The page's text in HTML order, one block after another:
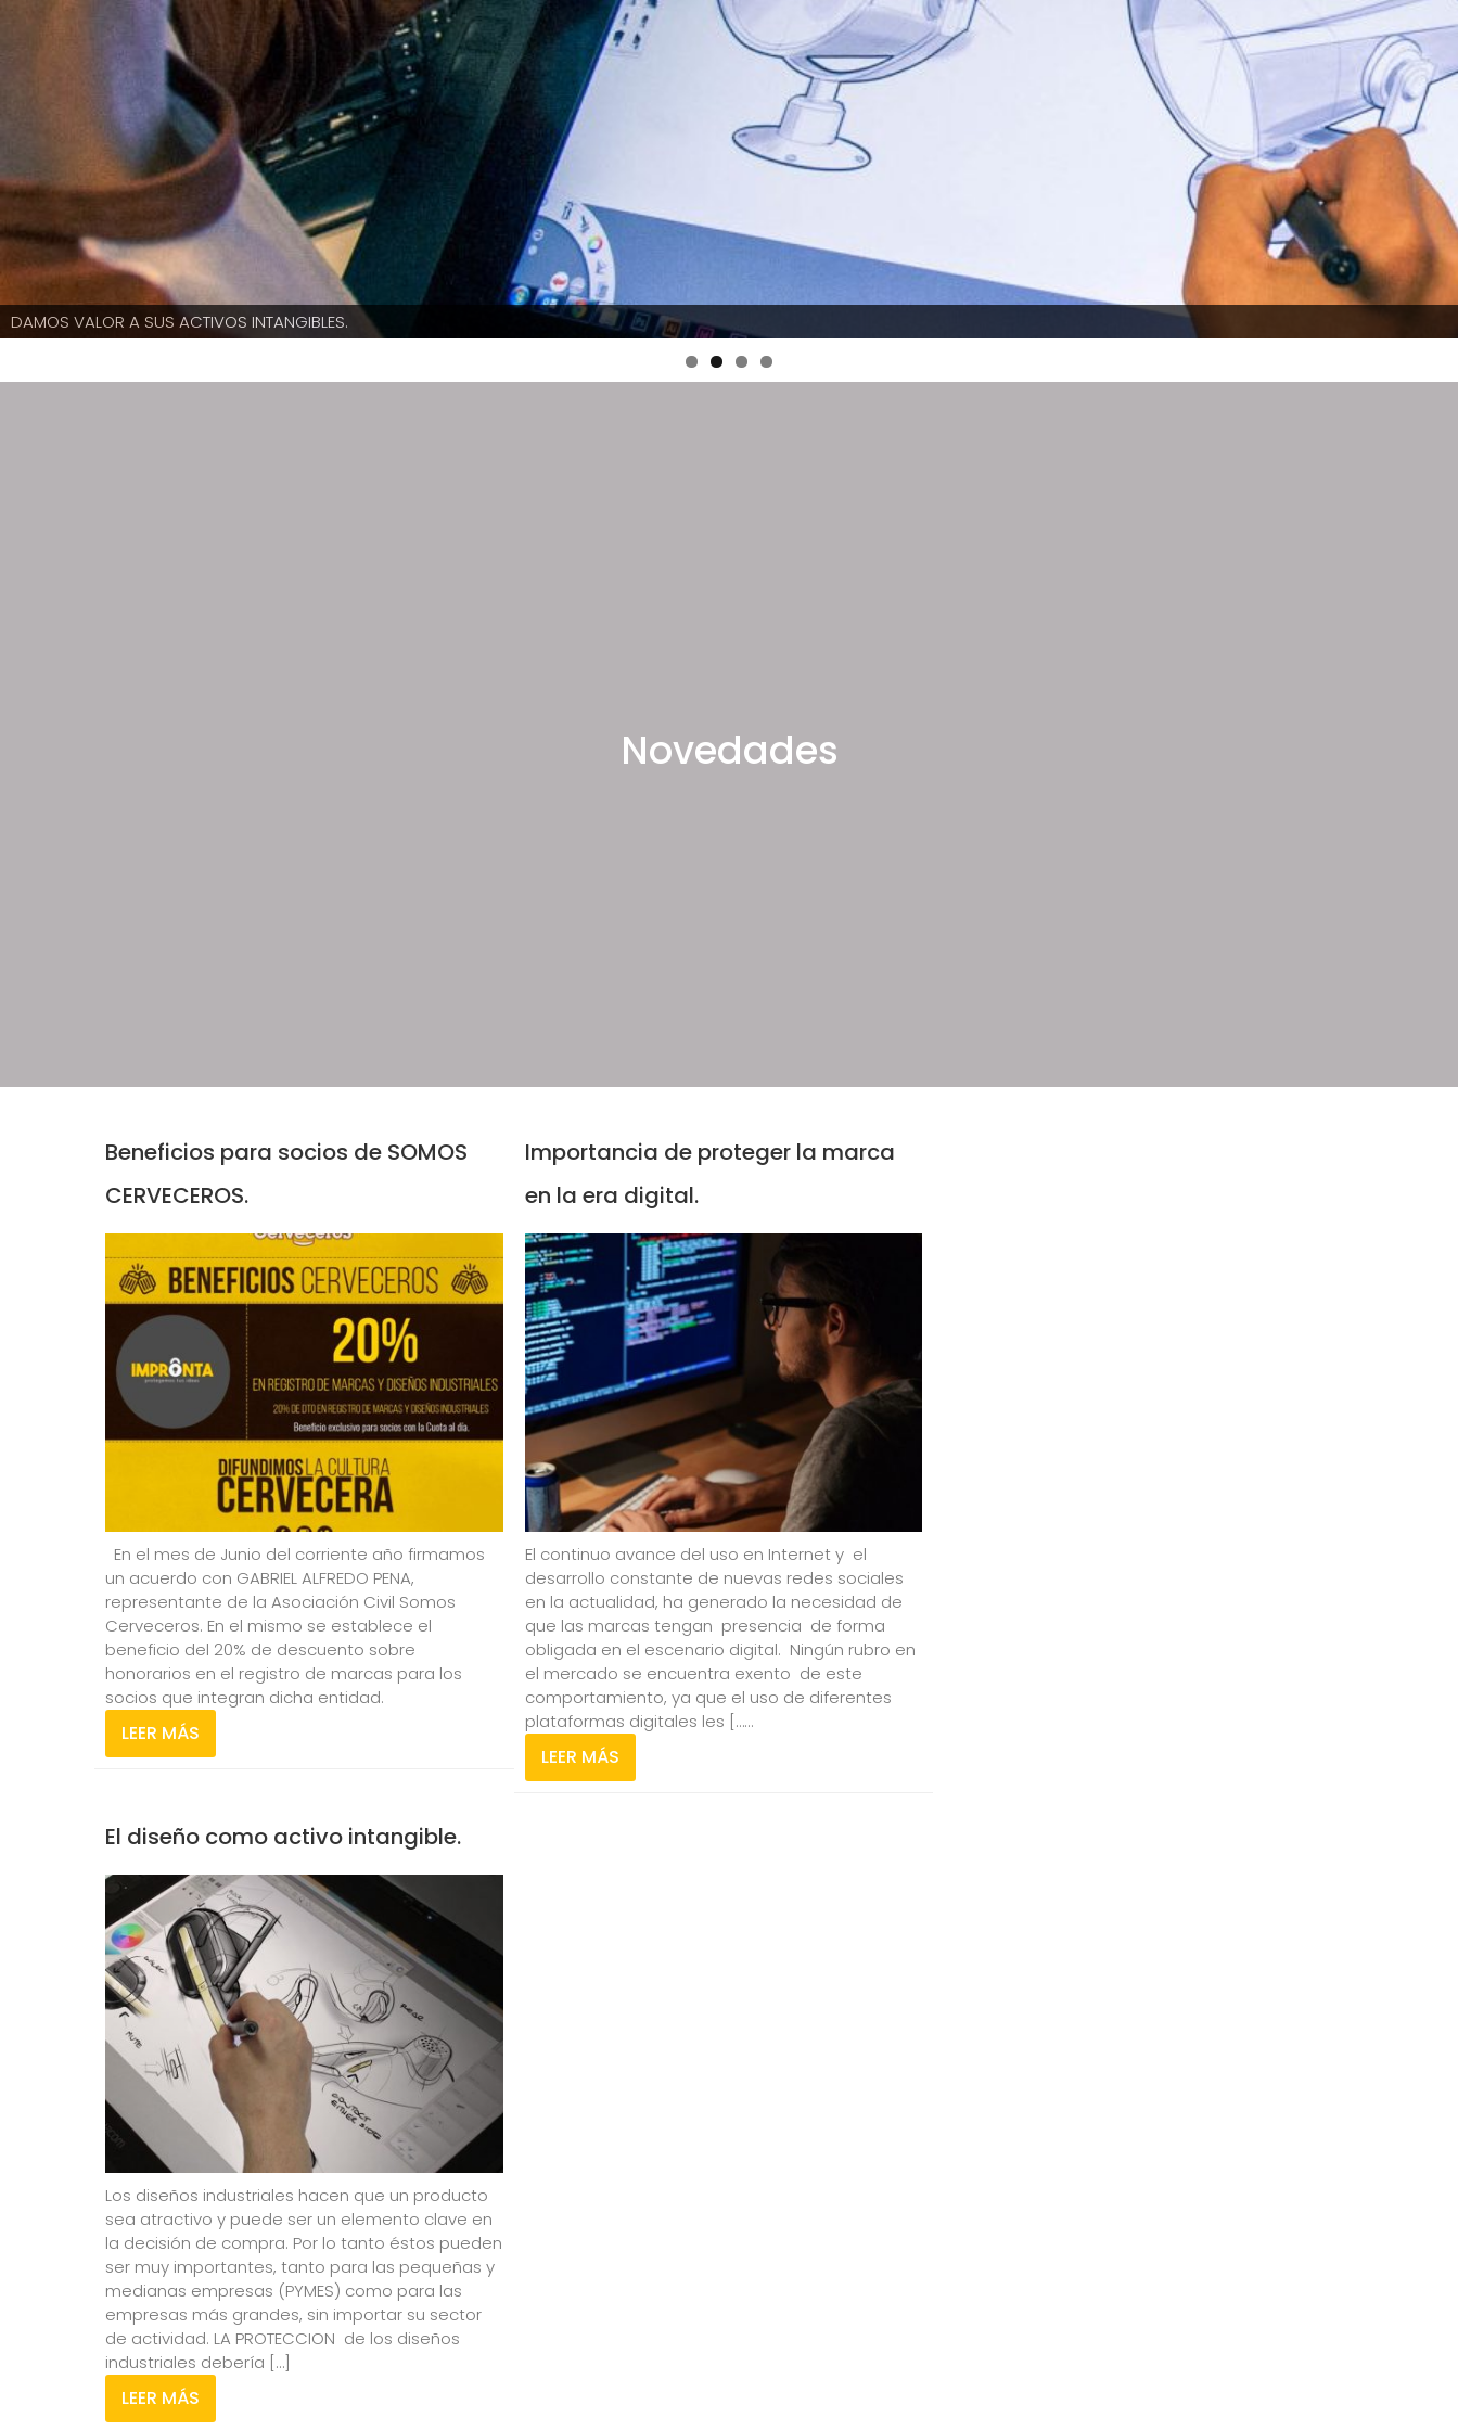
DAMOS VALOR A SUS ACTIVOS INTANGIBLES.
Novedades
Beneficios para socios de SOMOS
CERVECEROS.
En el mes de Junio del corriente año firmamos
un acuerdo con GABRIEL ALFREDO PENA,
representante de la Asociación Civil Somos
Cerveceros. En el mismo se establece el
beneficio del 20% de descuento sobre
honorarios en el registro de marcas para los
socios que integran dicha entidad.
LEER MÁS
Importancia de proteger la marca
en la era digital.
El continuo avance del uso en Internet y el
desarrollo constante de nuevas redes sociales
en la actualidad, ha generado la necesidad de
que las marcas tengan presencia de forma
obligada en el escenario digital. Ningún rubro en
el mercado se encuentra exento de este
comportamiento, ya que el uso de diferentes
plataformas digitales les […...
LEER MÁS
El diseño como activo intangible.
Los diseños industriales hacen que un producto
sea atractivo y puede ser un elemento clave en
la decisión de compra. Por lo tanto éstos pueden
ser muy importantes, tanto para las pequeñas y
medianas empresas (PYMES) como para las
empresas más grandes, sin importar su sector
de actividad. LA PROTECCION de los diseños
industriales debería […]
LEER MÁS